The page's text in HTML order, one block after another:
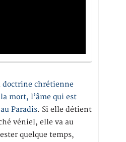
doctrine chrétienne
mort, l’âme qui est
Paradis. Si elle détient
véniel, elle va au
quelque temps,